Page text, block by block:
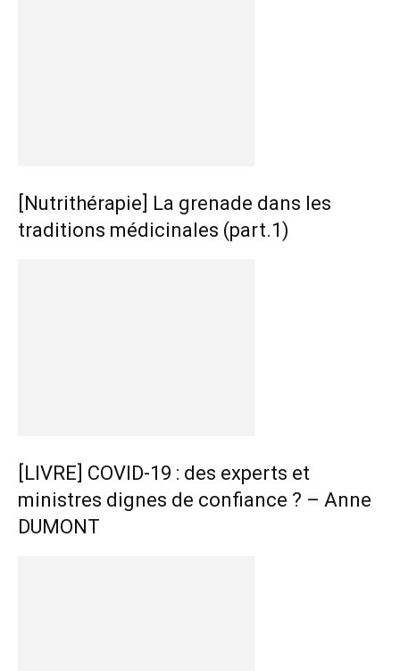
[Nutrithérapie] La grenade dans les
traditions médicinales (part.1)
[LIVRE] COVID-19 : des experts et
ministres dignes de confiance ? – Anne
DUMONT